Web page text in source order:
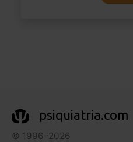
psiquiatria.com
© 1996–2026